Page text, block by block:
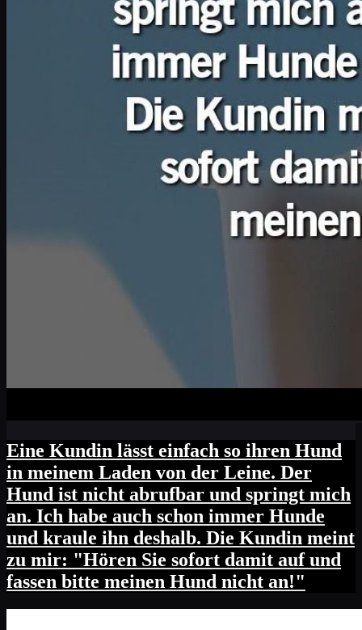
Eine Kundin lässt einfach so ihren Hund
in meinem Laden von der Leine. Der
Hund ist nicht abrufbar und springt mich
an. Ich habe auch schon immer Hunde
und kraule ihn deshalb. Die Kundin meint
zu mir: "Hören Sie sofort damit auf und
fassen bitte meinen Hund nicht an!"